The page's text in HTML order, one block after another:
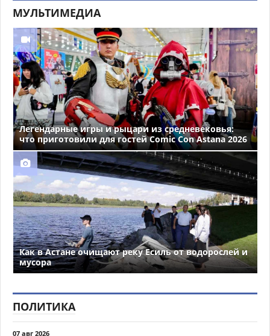
МУЛЬТИМЕДИА
Легендарные игры и рыцари из средневековья:
что приготовили для гостей Comic Con Astana 2026
Как в Астане очищают реку Есиль от водорослей и
мусора
ПОЛИТИКА
07 авг 2026